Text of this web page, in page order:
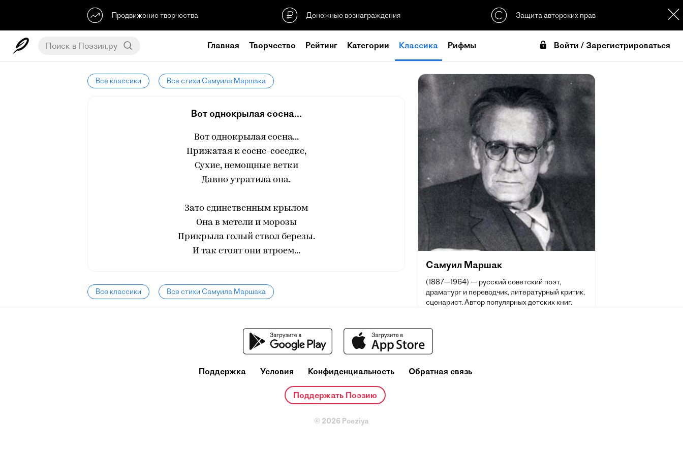
Продвижение творчества Денежные вознаграждения Защита авторских прав
Главная Творчество Рейтинг Категории Классика Рифмы Войти / Зарегистрироваться
Все классики Все стихи Самуила Маршака
Вот однокрылая сосна...
Вот однокрылая сосна...
Прижатая к сосне-соседке,
Сухие, немощные ветки
Давно утратила она.
Зато единственным крылом
Она в метели и морозы
Прикрыла голый ствол березы.
И так стоят они втроем...
Все классики Все стихи Самуила Маршака
Самуил Маршак
(1887—1964) — русский советский поэт,
драматург и переводчик, литературный критик,
сценарист. Автор популярных детских книг.
Сталинских премий (1942, 1946, 1949, 1951).
Почётный гражданин Шотландии.
Поддержка Условия Конфиденциальность Обратная связь
Поддержать Поэзию
© 2026 Poeziya